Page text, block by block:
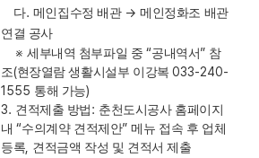
다. 메인집수정 배관 →메인정화조 배관
연결 공사
※ 세부내역 첨부파일 중 “공내역서 ” 참
조(현장열람 생활시설부 이강복033-240-
1555 통해 가능)
3. 견적제출 방법 : 춘천도시공사 홈페이지
내“수의계약 견적제안”메뉴 접속 후 업체
등록 견적금액 작성 및 견적서 제출